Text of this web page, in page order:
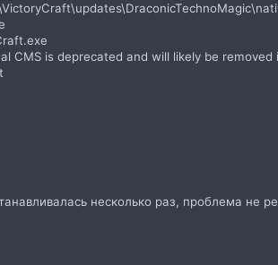
CMS is deprecated and will likely be
несколько раз, проблема не